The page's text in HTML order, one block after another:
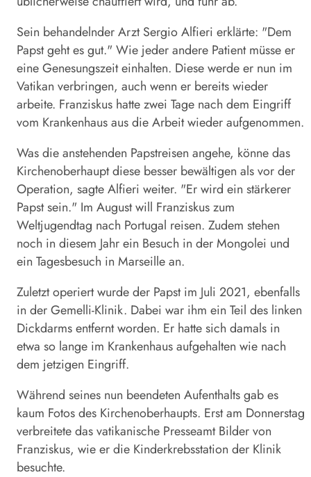
Sein behandelnder Arzt Sergio Alfieri erklärte: "Dem
Papst geht es gut." Wie jeder andere Patient müsse er
eine Genesungszeit einhalten. Diese werde er nun im
Vatikan verbringen, auch wenn er bereits wieder
arbeite. Franziskus hatte zwei Tage nach dem Eingriff
vom Krankenhaus aus die Arbeit wieder aufgenommen.
Was die anstehenden Papstreisen angehe, könne das
Kirchenoberhaupt diese besser bewältigen als vor der
Operation, sagte Alfieri weiter. "Er wird ein stärkerer
Papst sein." Im August will Franziskus zum
Weltjugendtag nach Portugal reisen. Zudem stehen
noch in diesem Jahr ein Besuch in der Mongolei und
ein Tagesbesuch in Marseille an.
Zuletzt operiert wurde der Papst im Juli 2021, ebenfalls
in der Gemelli-Klinik. Dabei war ihm ein Teil des linken
Dickdarms entfernt worden. Er hatte sich damals in
etwa so lange im Krankenhaus aufgehalten wie nach
dem jetzigen Eingriff.
Während seines nun beendeten Aufenthalts gab es
kaum Fotos des Kirchenoberhaupts. Erst am Donnerstag
verbreitete das vatikanische Presseamt Bilder von
Franziskus, wie er die Kinderkrebsstation der Klinik
besuchte.